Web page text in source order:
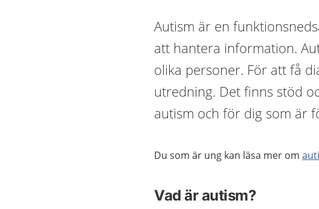
Autism är en
att hantera information.
olika personer. För att få
utredning. Det finns stöd
autism och för dig som är
Du som är ung kan läsa mer om
Vad är autism?